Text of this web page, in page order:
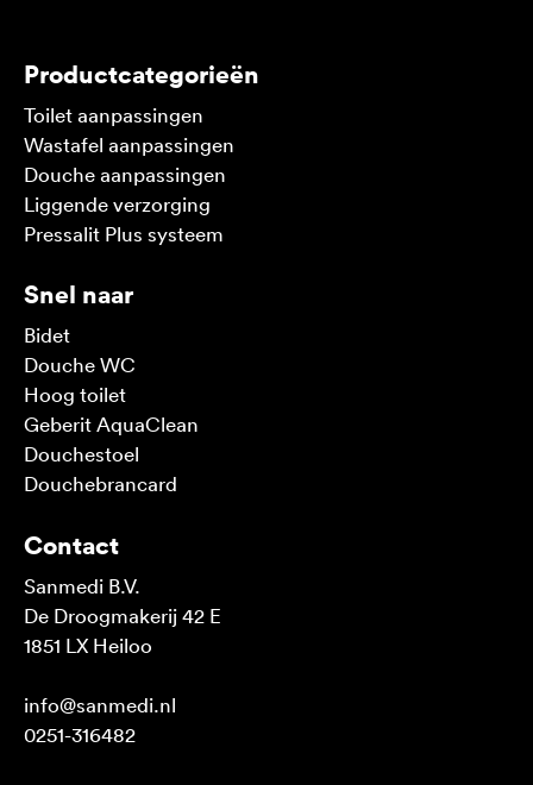
Productcategorieën
Toilet aanpassingen
Wastafel aanpassingen
Douche aanpassingen
Liggende verzorging
Pressalit Plus systeem
Snel naar
Bidet
Douche WC
Hoog toilet
Geberit AquaClean
Douchestoel
Douchebrancard
Contact
Sanmedi B.V.
De Droogmakerij 42 E
1851 LX Heiloo
info@sanmedi.nl
0251-316482